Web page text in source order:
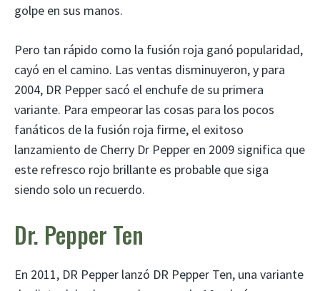
golpe en sus manos.
Pero tan rápido como la fusión roja ganó popularidad,
cayó en el camino. Las ventas disminuyeron, y para
2004, DR Pepper sacó el enchufe de su primera
variante. Para empeorar las cosas para los pocos
fanáticos de la fusión roja firme, el exitoso
lanzamiento de Cherry Dr Pepper en 2009 significa que
este refresco rojo brillante es probable que siga
siendo solo un recuerdo.
Dr. Pepper Ten
En 2011, DR Pepper lanzó DR Pepper Ten, una variante